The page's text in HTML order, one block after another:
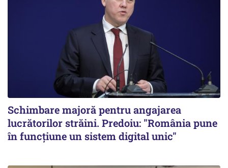
Schimbare majoră pentru angajarea
lucrătorilor străini. Predoiu: "România pune
în funcțiune un sistem digital unic"